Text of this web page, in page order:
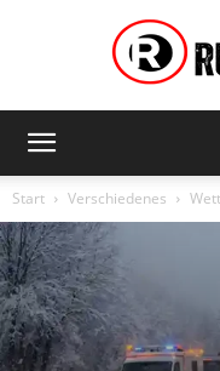
Start Verschiedenes